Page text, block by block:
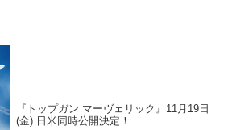
『トップガン マーヴェリック』11月19日
(金) 日米同時公開決定！